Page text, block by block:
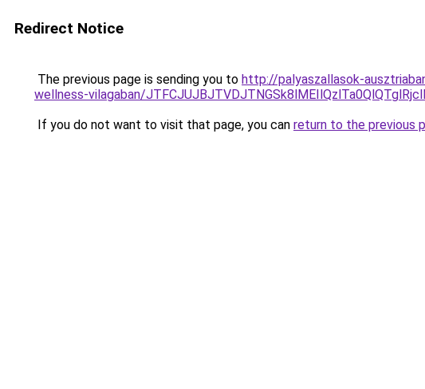
Redirect Notice
The previous page is sending you to http://palyaszallasok-
wellness-vilagaban/
If you do not want to visit that page, you can return to the previous